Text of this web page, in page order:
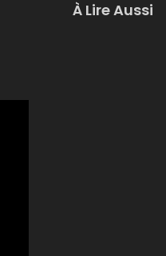
À Lire Aussi